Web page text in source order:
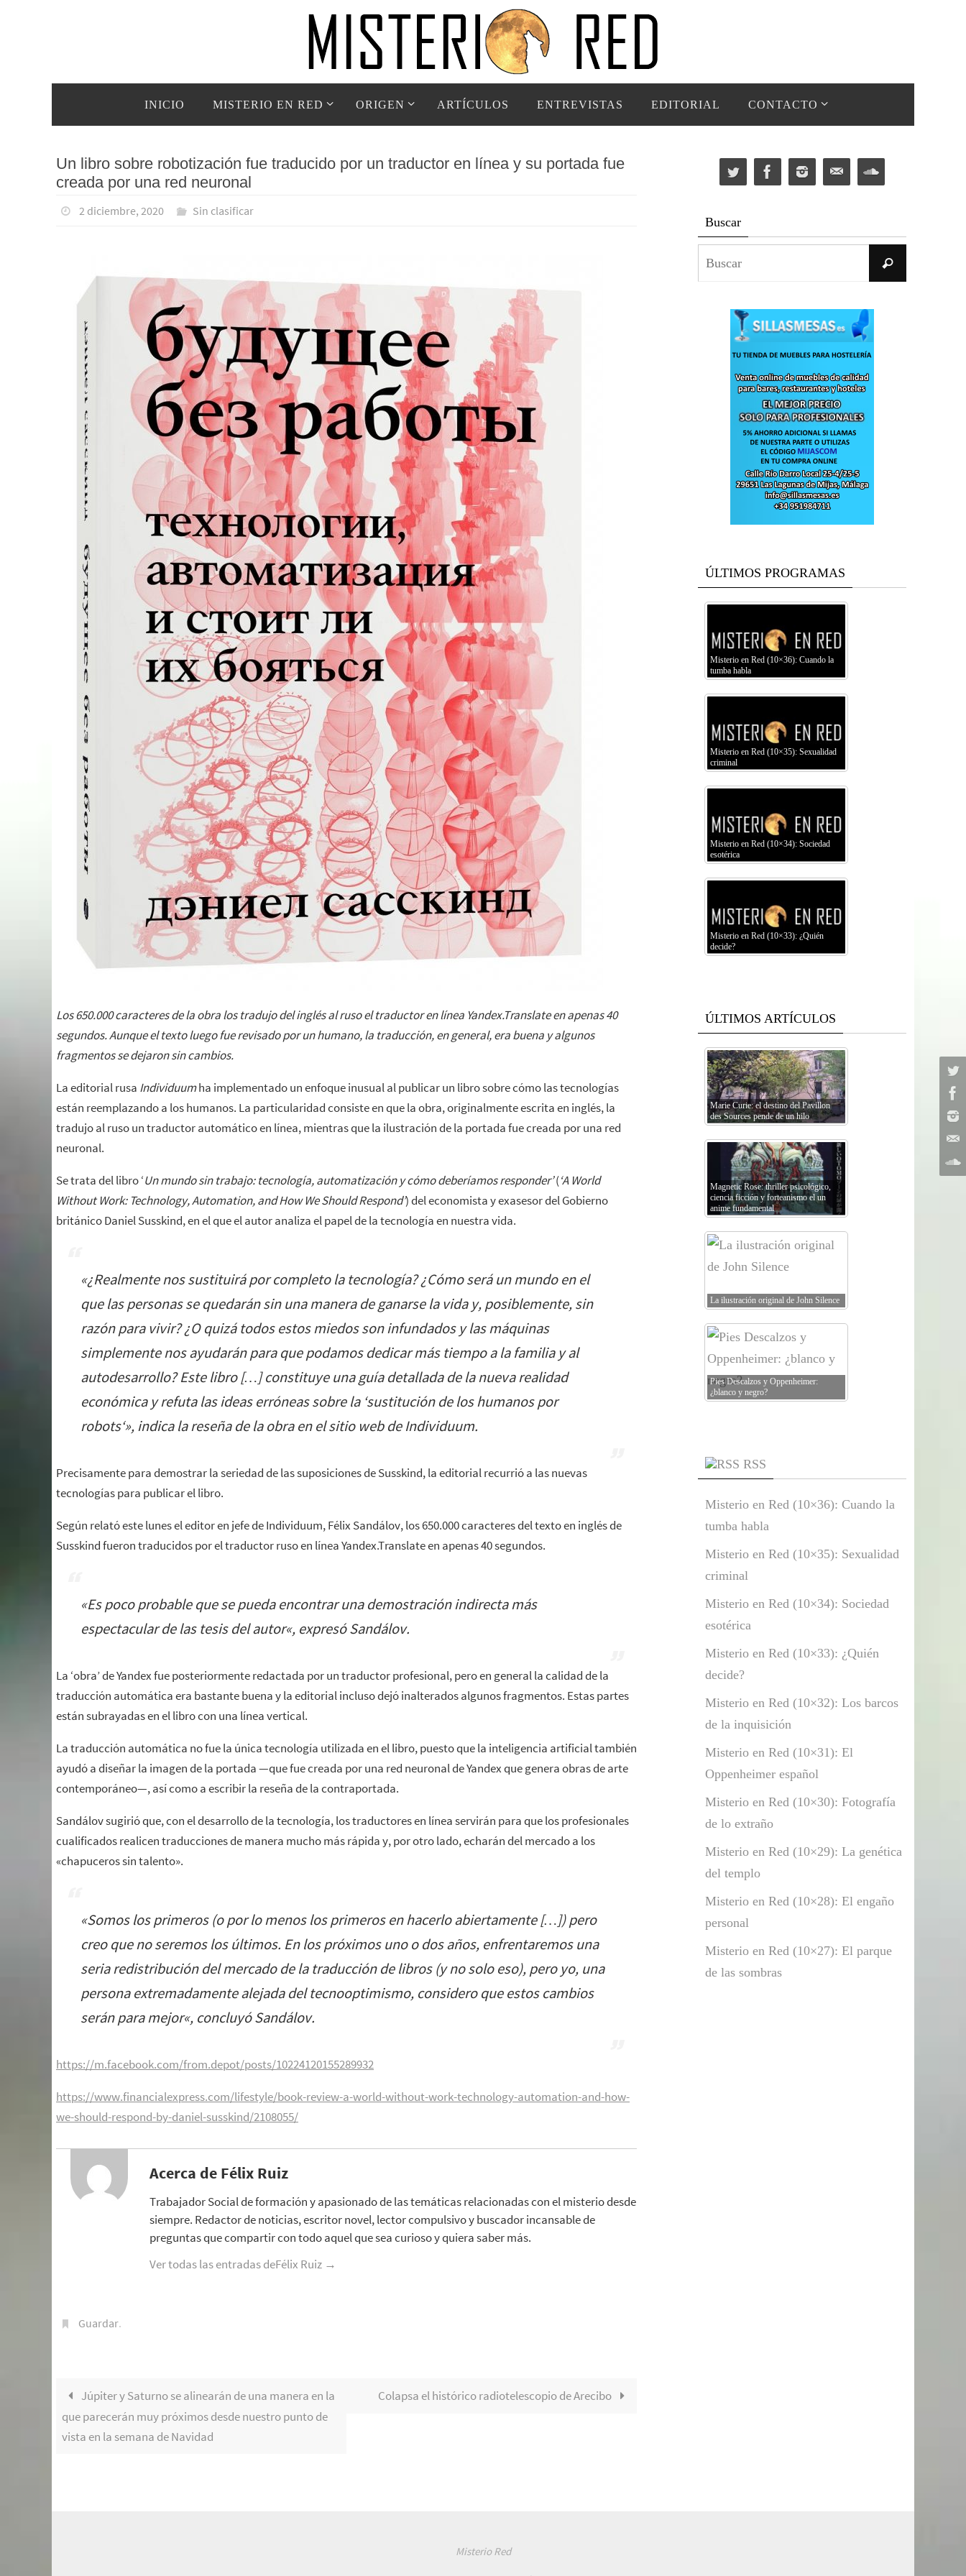
contenido
INICIO MISTERIO EN RED ORIGEN ARTÍCULOS ENTREVISTAS EDITORIAL CONTACTO
Un libro sobre robotización fue traducido por un traductor en línea y su portada fue
creada por una red neuronal
2 diciembre, 2020 Sin clasificar
Los 650.000 caracteres de la obra los tradujo del inglés al ruso el traductor en línea Yandex.Translate en apenas 40
segundos. Aunque el texto luego fue revisado por un humano, la traducción, en general, era buena y algunos
fragmentos se dejaron sin cambios.
La editorial rusa Individuumha implementado un enfoque inusual al publicar un libro sobre cómo las tecnologías
están reemplazando a los humanos. La particularidad consiste en que la obra, originalmente escrita en inglés, la
tradujo al ruso un traductor automático en línea, mientras que la ilustración de la portada fue creada por una red
neuronal.
Se trata del libro ‘Un mundo sin trabajo: tecnología, automatización y cómo deberíamos responder’(‘A World
Without Work: Technology, Automation, and How We Should Respond’) del economista y exasesor del Gobierno
británico Daniel Susskind, en el que el autor analiza el papel de la tecnología en nuestra vida.
«¿Realmente nos sustituirá por completo la tecnología? ¿Cómo será un mundo en el
que las personas se quedarán sin una manera de ganarse la vida y, posiblemente, sin
razón para vivir? ¿O quizá todos estos miedos son infundados y las máquinas
simplemente nos ayudarán para que podamos dedicar más tiempo a la familia y al
autodesarrollo? Este libro […] constituye una guía detallada de la nueva realidad
económica y refuta las ideas erróneas sobre la ‘sustitución de los humanos por
robots‘», indica la reseña de la obra en el sitio web deIndividuum.
Precisamente para demostrar la seriedad de las suposiciones de Susskind, la editorial recurrió a las nuevas
tecnologías para publicar el libro.
Según relató este lunes el editor en jefe de Individuum, Félix Sandálov, los 650.000 caracteres del texto en inglés de
Susskind fueron traducidos por el traductor ruso en línea Yandex.Translate en apenas 40 segundos.
«Es poco probable que se pueda encontrar una demostración indirecta más
espectacular de las tesis del autor«, expresó Sandálov.
La ‘obra’ de Yandex fue posteriormente redactada por un traductor profesional, pero en general la calidad de la
traducción automática era bastante buena y la editorial incluso dejó inalterados algunos fragmentos. Estas partes
están subrayadas en el libro con una línea vertical.
La traducción automática no fue la única tecnología utilizada en el libro, puesto que la inteligencia artificial también
ayudó a diseñar la imagen de la portada —que fue creada por una red neuronal de Yandex que genera obras de arte
contemporáneo—, así como a escribir la reseña de la contraportada.
Sandálov sugirió que, con el desarrollo de la tecnología, los traductores en línea servirán para que los profesionales
cualificados realicen traducciones de manera mucho más rápida y, por otro lado, echarán del mercado a los
«chapuceros sin talento».
«Somos los primeros (o por lo menos los primeros en hacerlo abiertamente […]) pero
creo que no seremos los últimos. En los próximos uno o dos años, enfrentaremos una
seria redistribución del mercado de la traducción de libros (y no solo eso), pero yo, una
persona extremadamente alejada del tecnooptimismo, considero que estos cambios
serán para mejor«, concluyó Sandálov.
https://m.facebook.com/from.depot/posts/10224120155289932
https://www.financialexpress.com/lifestyle/book-review-a-world-without-work-technology-automation-and-how-
we-should-respond-by-daniel-susskind/2108055/
Acerca de Félix Ruiz
Trabajador Social de formación y apasionado de las temáticas relacionadas con el misterio desde
siempre. Redactor de noticias, escritor novel, lector compulsivo y buscador incansable de
preguntas que compartir con todo aquel que sea curioso y quiera saber más.
Ver todas las entradas deFélix Ruiz →
Guardar.
Júpiter y Saturno se alinearán de una manera en la
que parecerán muy próximos desde nuestro punto de
vista en la semana de Navidad
Colapsa el histórico radiotelescopio de Arecibo
Buscar
Buscar
ÚLTIMOS PROGRAMAS
Misterio en Red (10×36): Cuando la
tumba habla
Misterio en Red (10×35): Sexualidad
criminal
Misterio en Red (10×34): Sociedad
esotérica
Misterio en Red (10×33): ¿Quién
decide?
ÚLTIMOS ARTÍCULOS
Marie Curie: el destino del Pavillon
des Sources pende de un hilo
Magnetic Rose: thriller psicológico,
ciencia ficción y forteanismo el un
anime fundamental
La ilustración original de John Silence
Pies Descalzos y Oppenheimer:
¿blanco y negro?
RSS
Misterio en Red (10×36): Cuando la
tumba habla
Misterio en Red (10×35): Sexualidad
criminal
Misterio en Red (10×34): Sociedad
esotérica
Misterio en Red (10×33): ¿Quién
decide?
Misterio en Red (10×32): Los barcos
de la inquisición
Misterio en Red (10×31): El
Oppenheimer español
Misterio en Red (10×30): Fotografía
de lo extraño
Misterio en Red (10×29): La genética
del templo
Misterio en Red (10×28): El engaño
personal
Misterio en Red (10×27): El parque
de las sombras
Misterio Red